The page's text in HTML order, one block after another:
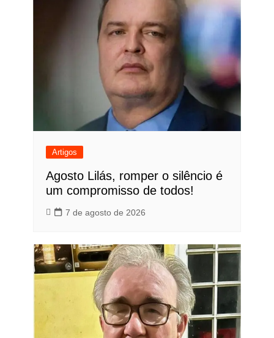
Artigos
Agosto Lilás, romper o silêncio é
um compromisso de todos!
7 de agosto de 2026